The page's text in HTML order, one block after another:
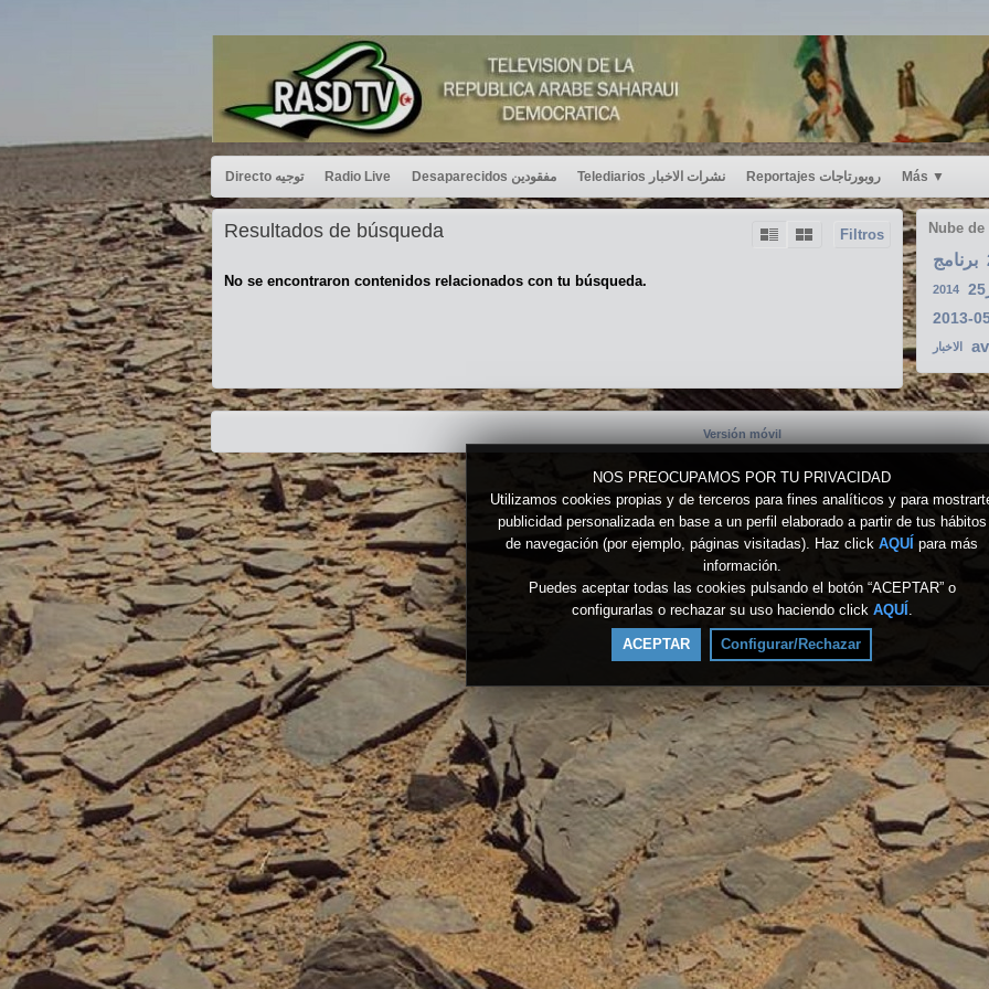
NOS PREOCUPAMOS POR TU PRIVACIDAD
Utilizamos cookies propias y de terceros para fines analíticos y para
publicidad personalizada en base a un perfil elaborado a partir de tus hábitos
de navegación (por ejemplo, páginas visitadas). Haz click AQUÍ para más
información.
Puedes aceptar todas las cookies pulsando el botón “ACEPTAR” o
configurarlas o rechazar su uso haciendo click AQUÍ .
ACEPTAR Configurar/Rechazar
Directo توجيه Radio Live Desaparecidos مفقودين Telediarios نشرات الاخبار Reportajes روبورتاجات Más ▼
Nube de
برنامج
2014
2013-
الاخبار
Filtros
Resultados de búsqueda
No se encontraron contenidos relacionados con tu búsqueda.
Versión móvil